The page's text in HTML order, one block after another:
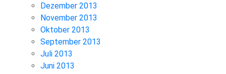
Dezember 2013
November 2013
Oktober 2013
September 2013
Juli 2013
Juni 2013